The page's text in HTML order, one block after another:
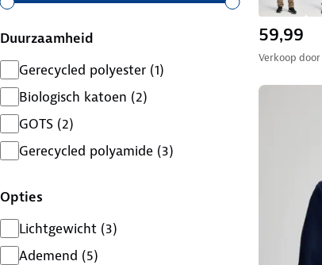
Duurzaamheid
Gerecycled polyester (1)
Biologisch katoen (2)
GOTS (2)
Gerecycled polyamide (3)
Opties
Lichtgewicht (3)
Ademend (5)
59,99
Verkoop door